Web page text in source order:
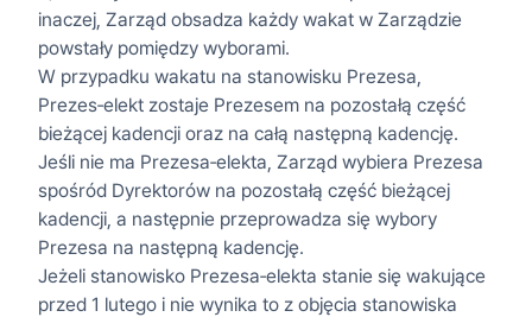
inaczej, Zarząd obsadza każdy wakat w Zarządzie
powstały pomiędzy wyborami.
W przypadku wakatu na stanowisku Prezesa,
Prezes‑elekt zostaje Prezesem na pozostałą część
bieżącej kadencji oraz na całą następną kadencję.
Jeśli nie ma Prezesa‑elekta, Zarząd wybiera Prezesa
spośród Dyrektorów na pozostałą część bieżącej
kadencji, a następnie przeprowadza się wybory
Prezesa na następną kadencję.
Jeżeli stanowisko Prezesa‑elekta stanie się wakujące
przed 1 lutego i nie wynika to z objęcia stanowiska